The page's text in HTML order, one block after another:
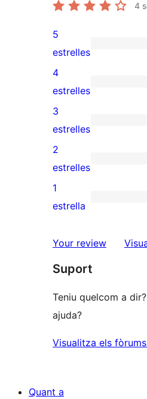
4
0
valoracions
de
5
estrelles
5
estrelles
2
valoracions
de
4
estrelles
4
estrelles
0
valoracions
de
3
estrelles
3
estrelles
0
valoracions
de
estrelles
2
estrelles
0
de
estrelles
1
estrella
Your review
Suport
Teniu quelcom a
ajuda?
Visualitza els
Quant a